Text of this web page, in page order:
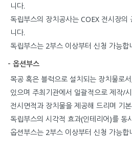
니다.
독립부스의 장치공사는 COEX 전시장의
니다.
독립부스는 2부스 이상부터 신청 가능합
- 옵션부스
목공 혹은 블럭으로 설치되는 장치물로
있으며 주최기관에서 일괄적으로 제작/
전시면적과 장치물을 제공해 드리며 기
독립부스의 시각적 효과(인테리어)를 동
옵션부스는 2부스 이상부터 신청 가능합